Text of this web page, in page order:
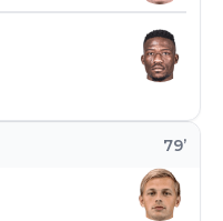
79’